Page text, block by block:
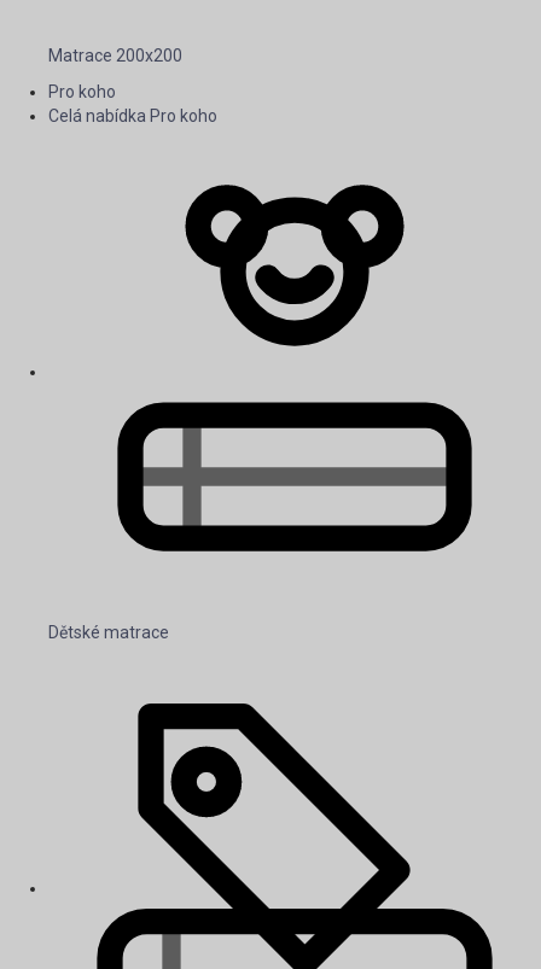
Matrace 200x200
Pro koho
Celá nabídka Pro koho
Dětské matrace